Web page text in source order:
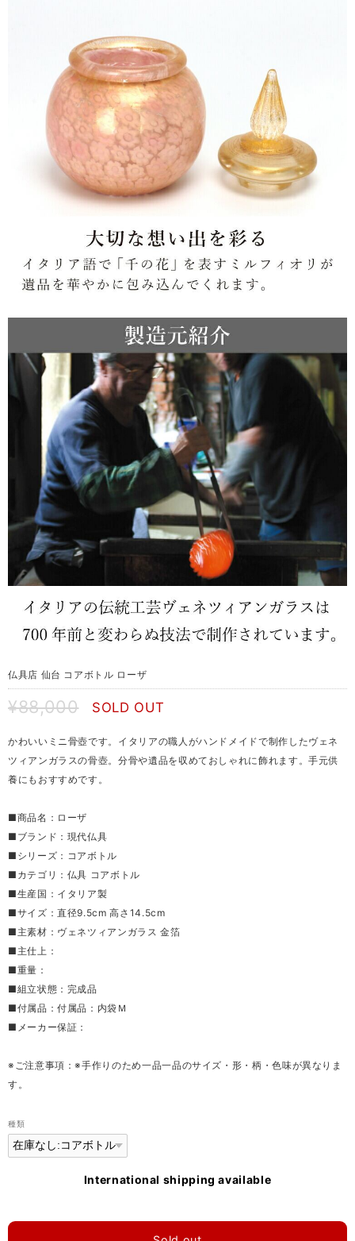
仏具店 仙台 コアボトル ローザ
¥88,000 SOLD OUT
かわいいミニ骨壺です。イタリアの職人がハンドメイドで制作したヴェネ
ツィアンガラスの骨壺。分骨や遺品を収めておしゃれに飾れます。手元供
養にもおすすめです。
■商品名：ローザ
■ブランド：現代仏具
■シリーズ：コアボトル
■カテゴリ：仏具 コアボトル
■生産国：イタリア製
■サイズ：直径9.5cm 高さ14.5cm
■主素材：ヴェネツィアンガラス 金箔
■主仕上：
■重量：
■組立状態：完成品
■付属品：付属品：内袋Ｍ
■メーカー保証：
※ご注意事項：※手作りのため一品一品のサイズ・形・柄・色味が異なりま
す。
種類
International shipping available